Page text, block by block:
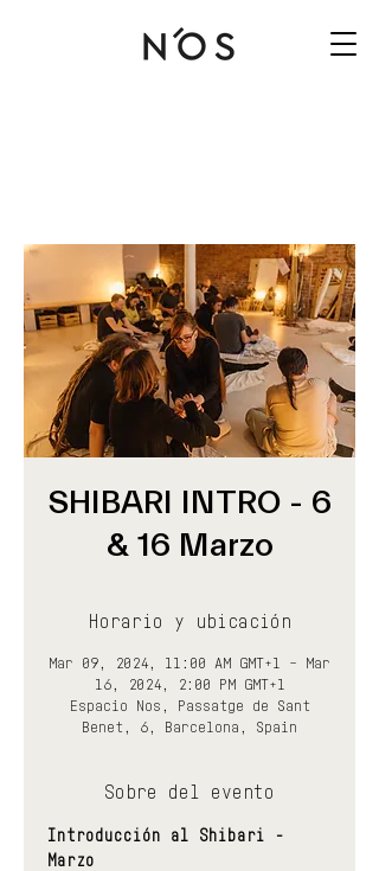
SHIBARI INTRO - 6
& 16 Marzo
Horario y ubicación
Mar 09, 2024, 11:00 AM GMT+1 – Mar
16, 2024, 2:00 PM GMT+1
Espacio Nos, Passatge de Sant
Benet, 6, Barcelona, Spain
Sobre del evento
Introducción al Shibari -
Marzo